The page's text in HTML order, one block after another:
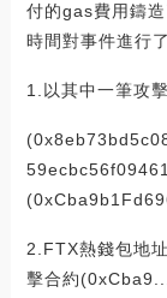
付的gas費用鑄
時間對事件進行
1.以其中一筆攻
2.FTX熱錢包地
擊合約